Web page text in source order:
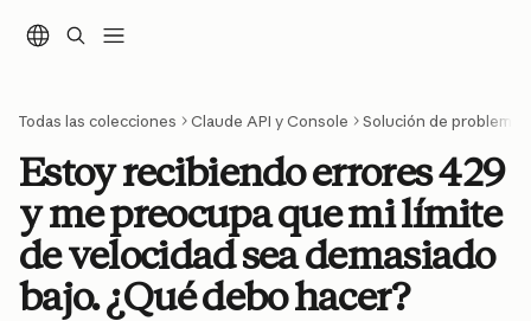
Todas las colecciones Claude API y Console Solución de problemas
Estoy recibiendo errores 429
y me preocupa que mi límite
de velocidad sea demasiado
bajo. ¿Qué debo hacer?